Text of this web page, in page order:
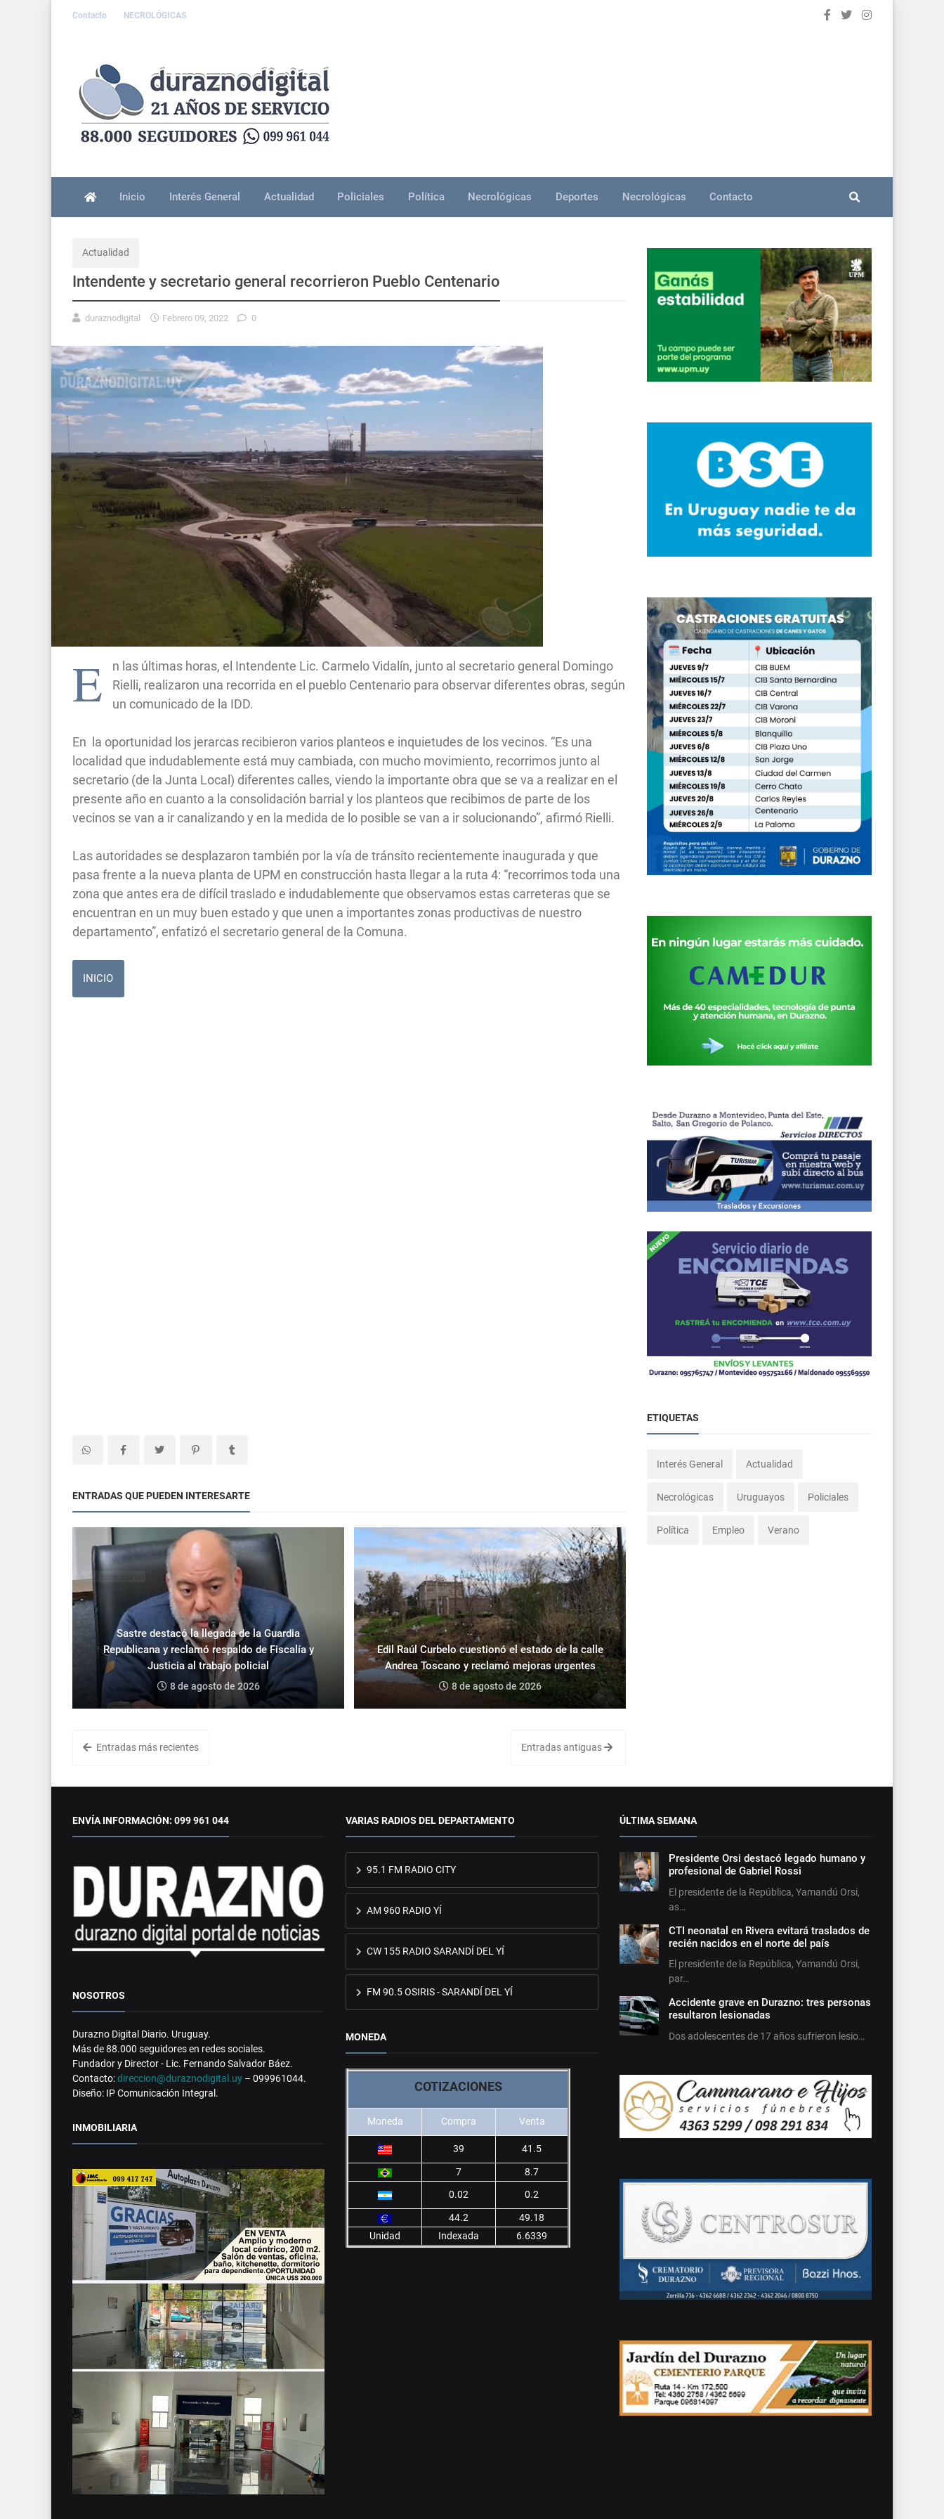
Contacto NECROLÓGICAS
Inicio Interés General Actualidad Policiales Política Necrológicas Deportes Necrológicas Contacto
Actualidad
Intendente y secretario general recorrieron Pueblo Centenario
duraznodigital Febrero 09, 2022 0
E
n las últimas horas, el Intendente Lic. Carmelo Vidalín, junto al secretario general Domingo
Rielli, realizaron una recorrida en el pueblo Centenario para observar diferentes obras, según
un comunicado de la IDD.
En la oportunidad los jerarcas recibieron varios planteos e inquietudes de los vecinos. “Es una
localidad que indudablemente está muy cambiada, con mucho movimiento, recorrimos junto al
secretario (de la Junta Local) diferentes calles, viendo la importante obra que se va a realizar en el
presente año en cuanto a la consolidación barrial y los planteos que recibimos de parte de los
vecinos se van a ir canalizando y en la medida de lo posible se van a ir solucionando”, afirmó Rielli.
Las autoridades se desplazaron también por la vía de tránsito recientemente inaugurada y que
pasa frente a la nueva planta de UPM en construcción hasta llegar a la ruta 4: “recorrimos toda una
zona que antes era de difícil traslado e indudablemente que observamos estas carreteras que se
encuentran en un muy buen estado y que unen a importantes zonas productivas de nuestro
departamento”, enfatizó el secretario general de la Comuna.
INICIO
ENTRADAS QUE PUEDEN INTERESARTE
Sastre destacó la llegada de la Guardia
Republicana y reclamó respaldo de Fiscalía y
Justicia al trabajo policial
8 de agosto de 2026
Edil Raúl Curbelo cuestionó el estado de la calle
Andrea Toscano y reclamó mejoras urgentes
8 de agosto de 2026
Entradas más recientes Entradas antiguas
ETIQUETAS
Interés General Actualidad
Necrológicas Uruguayos Policiales
Política Empleo Verano
ENVÍA INFORMACIÓN: 099 961 044
NOSOTROS
Durazno Digital Diario. Uruguay.
Más de 88.000 seguidores en redes sociales.
Fundador y Director - Lic. Fernando Salvador Báez.
Contacto:direccion@duraznodigital.uy – 099961044.
Diseño: IP Comunicación Integral.
INMOBILIARIA
VARIAS RADIOS DEL DEPARTAMENTO
95.1 FM RADIO CITY
AM 960 RADIO YÍ
CW 155 RADIO SARANDÍ DEL YÍ
FM 90.5 OSIRIS - SARANDÍ DEL YÍ
MONEDA
COTIZACIONES
Moneda Compra Venta
39 41.5
7
8.7
0.02
0.2
44.2
49.18
Unidad
Indexada 6.6339
ÚLTIMA SEMANA
Presidente Orsi destacó legado humano y
profesional de Gabriel Rossi
El presidente de la República, Yamandú Orsi,
as…
CTI neonatal en Rivera evitará traslados de
recién nacidos en el norte del país
El presidente de la República, Yamandú Orsi,
par…
Accidente grave en Durazno: tres personas
resultaron lesionadas
Dos adolescentes de 17 años sufrieron lesio…